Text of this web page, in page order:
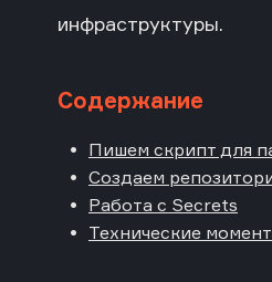
инфраструктуры.
Содержание
Пишем скрипт для
Создаем
Работа с Secrets
Технические